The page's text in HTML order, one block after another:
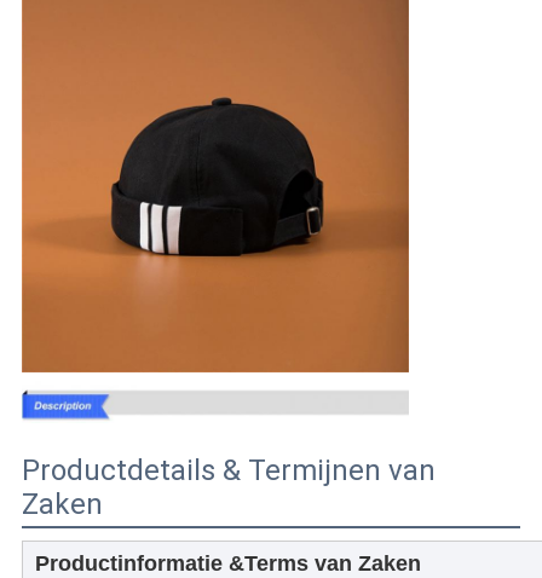
Productdetails & Termijnen van
Zaken
Productinformatie &Terms van Zaken